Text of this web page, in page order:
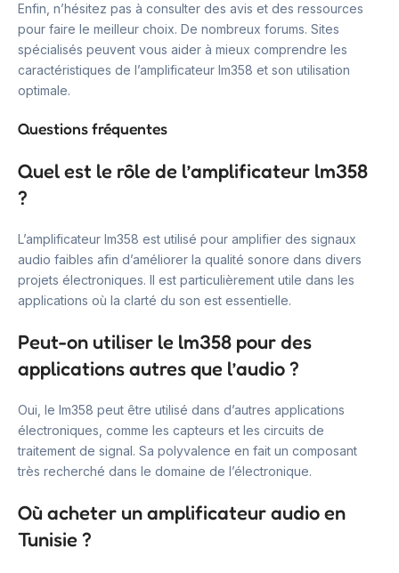
Enfin, n’hésitez pas à consulter des avis et des ressources
pour faire le meilleur choix. De nombreux forums. Sites
spécialisés peuvent vous aider à mieux comprendre les
caractéristiques de l’amplificateur lm358 et son utilisation
optimale.
Questions fréquentes
Quel est le rôle de l’amplificateur lm358
?
L’amplificateur lm358 est utilisé pour amplifier des signaux
audio faibles afin d’améliorer la qualité sonore dans divers
projets électroniques. Il est particulièrement utile dans les
applications où la clarté du son est essentielle.
Peut-on utiliser le lm358 pour des
applications autres que l’audio ?
Oui, le lm358 peut être utilisé dans d’autres applications
électroniques, comme les capteurs et les circuits de
traitement de signal. Sa polyvalence en fait un composant
très recherché dans le domaine de l’électronique.
Où acheter un amplificateur audio en
Tunisie ?